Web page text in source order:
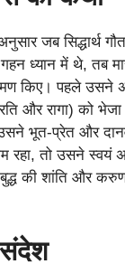
जब सिद्धार्थ
गहन ध्यान में थे, तब
किए। पहले उसने
और रागा) को
भूत-प्रेत और
रहा, तो उसने स्वयं
की शांति और
संदेश